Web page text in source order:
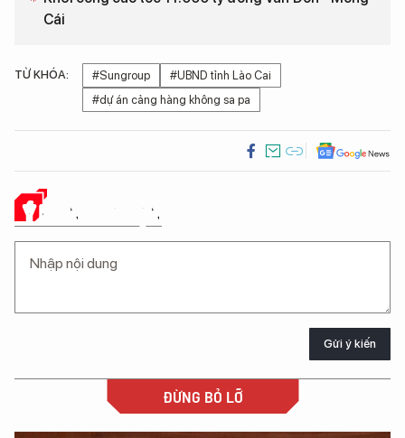
Cái
TỪ KHÓA: #Sungroup
#UBND tỉnh Lào Cai
#dự án cảng hàng không sa pa
Ý KIẾN CỦA BẠN
Gửi ý kiến
ĐỪNG BỎ LỠ